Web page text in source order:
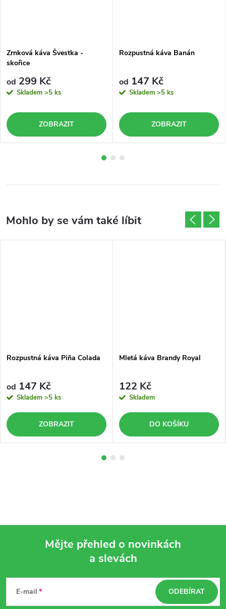
Zrnková káva Švestka -
skořice
od 299 Kč
Skladem >5 ks
ZOBRAZIT
Rozpustná káva Banán
od 147 Kč
Skladem >5 ks
ZOBRAZIT
Rozpustná káva Piña Colada
od 147 Kč
Skladem >5 ks
ZOBRAZIT
Mletá káva Brandy Royal
122 Kč
Skladem
DO KOŠÍKU
Mějte přehled o novinkách
a slevách
E-mail ODEBÍRAT